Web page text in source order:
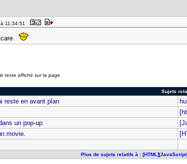
11:34:51
texte affiché sur la page
Sujets
reste en avant plan
un pop-up
movie.
Plus de sujets relatifs à :